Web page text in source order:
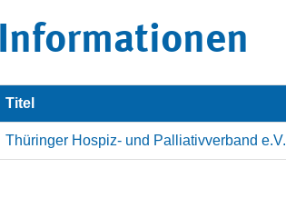
Informationen
Titel
Thüringer Hospiz- und Palliativverband e.V.